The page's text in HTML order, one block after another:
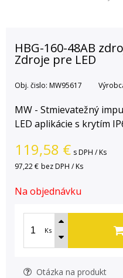
HBG-160-48AB
Zdroje pre LED
Obj. čislo: MW95617
MW - Stmievatežný
LED aplikácie s krytím
119,58 € s DPH / Ks
97,22 € bez DPH / Ks
Na objednávku
Ks
Otázka na produkt